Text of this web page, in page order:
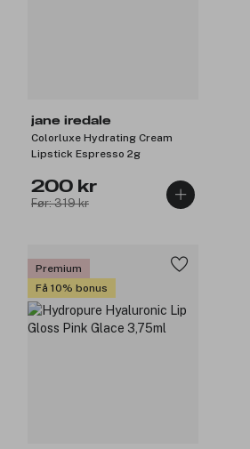
jane iredale
Colorluxe Hydrating Cream
Lipstick Espresso 2g
200 kr
Før: 319 kr
Premium
Få 10% bonus